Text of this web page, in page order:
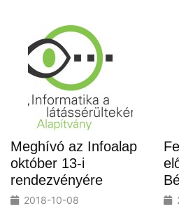
Meghívó az Infoalap
október 13-i
rendezvényére
2018-10-08